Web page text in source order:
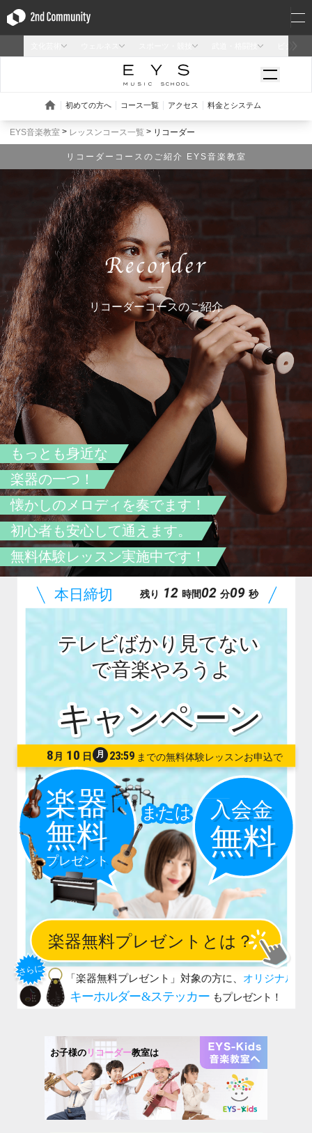
EYS音楽教室 レッスンコース一覧 リコーダー
リコーダーコースのご紹介 EYS音楽教室
もっとも身近な
楽器の一つ！
懐かしのメロディを奏でます！
初心者も安心して通えます。
無料体験レッスン実施中です！
リコーダーコースのご紹介
テレビばかり見てない
で音楽やろうよ
8月 10 日 月 23:59
残り 12 時間02 分08 秒
お子様の リコーダー教室は